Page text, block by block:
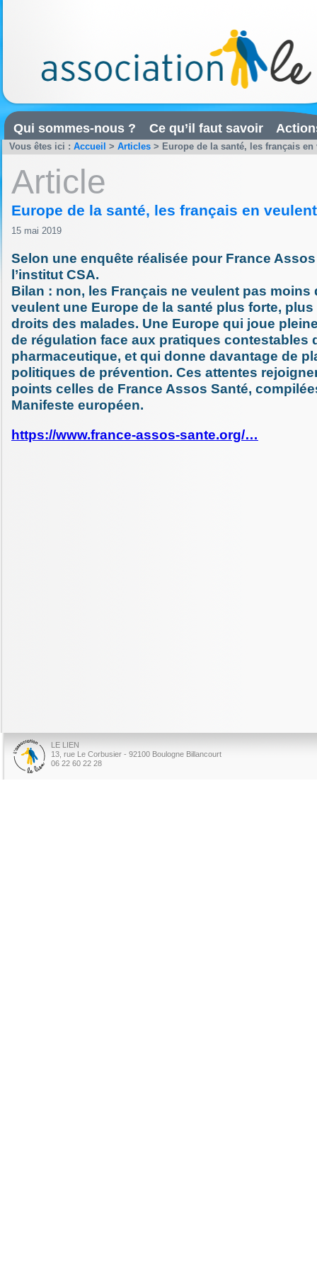
Qui sommes-nous ? Ce qu’il faut savoir
Vous êtes ici : Accueil > Articles > Europe de la santé, les français
Article
Europe de la santé, les français en
15 mai 2019
Selon une enquête réalisée pour France
l’institut CSA.
Bilan : non, les Français ne veulent pas moins
veulent une Europe de la santé plus forte,
droits des malades. Une Europe qui joue
de régulation face aux pratiques contestables
pharmaceutique, et qui donne davantage de
politiques de prévention. Ces attentes
points celles de France Assos Santé,
Manifeste européen.
https://www.france-assos-sante.org/…
LE LIEN
13, rue Le Corbusier - 92100 Boulogne Billancourt
06 22 60 22 28